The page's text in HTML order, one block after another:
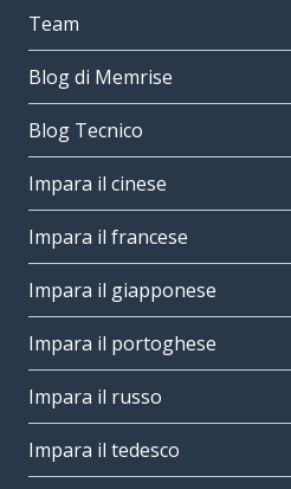
Team
Blog di Memrise
Blog Tecnico
Impara il cinese
Impara il francese
Impara il giapponese
Impara il portoghese
Impara il russo
Impara il tedesco